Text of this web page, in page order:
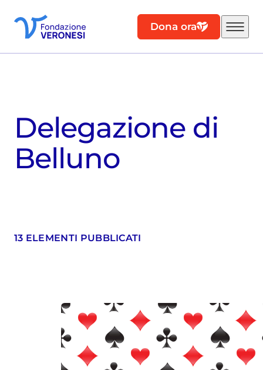
Dona ora
Delegazione di
Belluno
13 ELEMENTI PUBBLICATI